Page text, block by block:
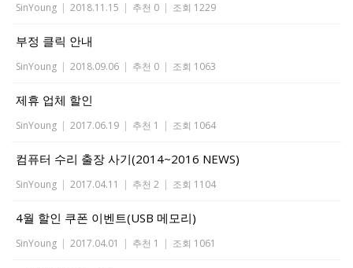
SinYoung | 2018.11.15 | 추천 0 | 조회 1229
부정 클릭 안내
SinYoung | 2018.09.06 | 추천 0 | 조회 1063
제휴 업체 할인
SinYoung | 2017.06.19 | 추천 1 | 조회 1064
컴퓨터 수리 출장 사기(2014~2016 NEWS)
SinYoung | 2017.04.11 | 추천 2 | 조회 1104
4월 할인 쿠폰 이벤트(USB 메모리)
SinYoung | 2017.04.01 | 추천 1 | 조회 1061